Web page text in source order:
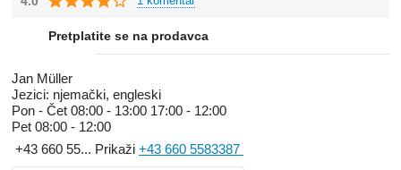
Pretplatite se na prodavca
Jan Müller
Jezici: njemački, engleski
Pon - Čet 08:00 - 13:00 17:00 - 12:00
Pet 08:00 - 12:00
+43 660 55... Prikaži +43 660 5583387